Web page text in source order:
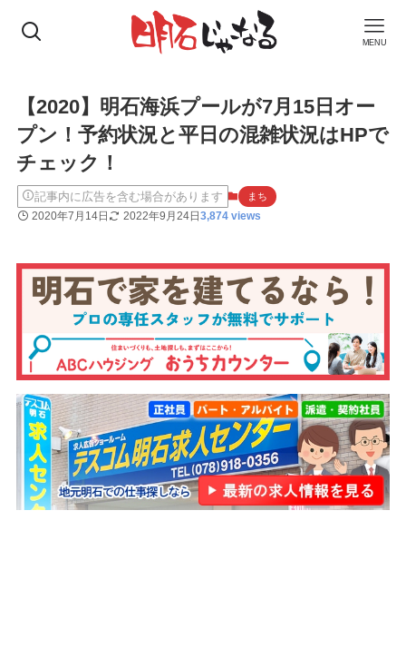
MENU
【2020】明石海浜プールが7月15日オー
プン！予約状況と平日の混雑状況はHPで
チェック！
記事内に広告を含む場合があります まち
2020年7月14日 2022年9月24日3,874 views